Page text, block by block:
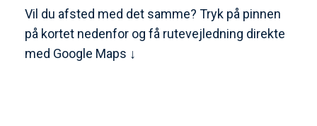
Vil du afsted med det samme? Tryk på pinnen
på kortet nedenfor og få rutevejledning direkte
med Google Maps ↓